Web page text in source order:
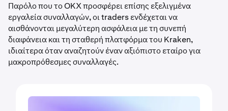
Παρόλο που το OKX προσφέρει επίσης εξελιγμένα
εργαλεία συναλλαγών, οι traders ενδέχεται να
αισθάνονται μεγαλύτερη ασφάλεια με τη συνεπή
διαφάνεια και τη σταθερή πλατφόρμα του Kraken,
ιδιαίτερα όταν αναζητούν έναν αξιόπιστο εταίρο για
μακροπρόθεσμες συναλλαγές.